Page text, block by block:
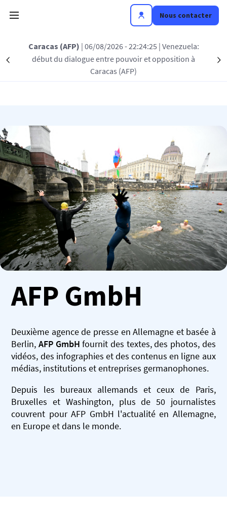
Nous contacter
Précédent
Caracas (AFP) | 06/08/2026 - 22:24:25 | Venezuela:
début du dialogue entre pouvoir et opposition à
Caracas (AFP)
Nos filiales
AFP GmbH
Deuxième agence de presse en Allemagne et basée à
Berlin,AFP GmbHfournit des textes, des photos, des
vidéos, des infographies et des contenus en ligne aux
médias, institutions et entreprises germanophones.
Depuis les bureaux allemands et ceux de Paris,
Bruxelles et Washington, plus de 50 journalistes
couvrent pour AFP GmbH l'actualité en Allemagne,
en Europe et dans le monde.